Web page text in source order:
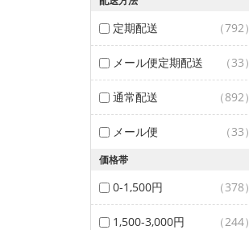
定期配送 （792）
メール便定期配送 （33）
通常配送 （892）
メール便 （33）
価格帯
0-1,500円 （378）
1,500-3,000円 （244）